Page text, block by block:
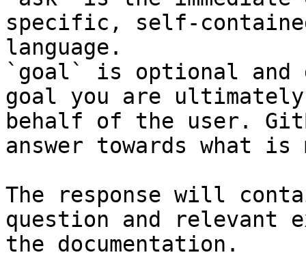
specific, self-
language.
`goal` is optional and
goal you are
behalf of the user.
answer towards what
The response will
question and relevant
the documentation.